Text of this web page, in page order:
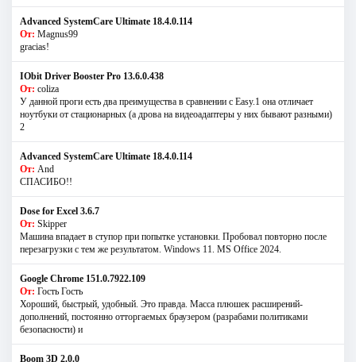
Advanced SystemCare Ultimate 18.4.0.114
От: Magnus99
gracias!
IObit Driver Booster Pro 13.6.0.438
От: coliza
У данной проги есть два преимущества в сравнении с Easy.1 она отличает
ноутбуки от стационарных (а дрова на видеоадаптеры у них бывают разными)
2
Advanced SystemCare Ultimate 18.4.0.114
От: And
СПАСИБО!!
Dose for Excel 3.6.7
От: Skipper
Машина впадает в ступор при попытке установки. Пробовал повторно после
перезагрузки с тем же результатом. Windows 11. MS Offiсe 2024.
Google Chrome 151.0.7922.109
От: Гость Гость
Хороший, быстрый, удобный. Это правда. Масса плюшек расширений-
дополнений, постоянно отторгаемых браузером (разрабами политиками
безопасности) и
Boom 3D 2.0.0